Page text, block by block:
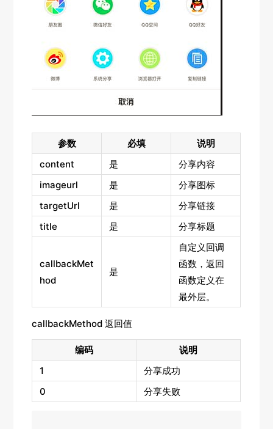
参数 必填
说明
content
是
分享内容
imageurl
是
分享图标
targetUrl
是
分享链接
title
是 分享标题
callbackMet
hod
是
自定义回调
函数，返回
函数定义在
最外层。
callbackMethod 返回值
编码
说明
1
分享成功
0
分享失败